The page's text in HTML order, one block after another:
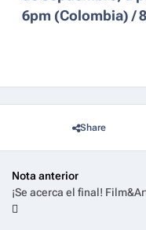
6pm (Colombia) /
Share
Nota anterior